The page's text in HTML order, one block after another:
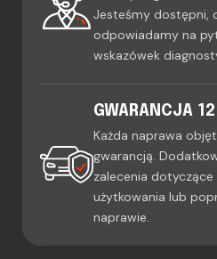
Jesteśmy dostępni,
odpowiadamy na
wskazówek
GWARANCJA
Każda naprawa
gwarancją.
zalecenia dotyczące
użytkowania lub
naprawie.